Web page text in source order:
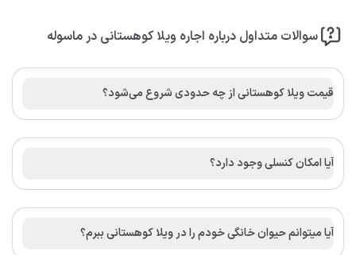
سوالات متداول درباره اجاره ویلا کوهستانی در ماسوله
قیمت ویلا کوهستانی از چه حدودی شروع می‌شود؟
آیا امکان کنسلی وجود دارد؟
آیا میتوانم حیوان خانگی خودم را در ویلا کوهستانی ببرم؟